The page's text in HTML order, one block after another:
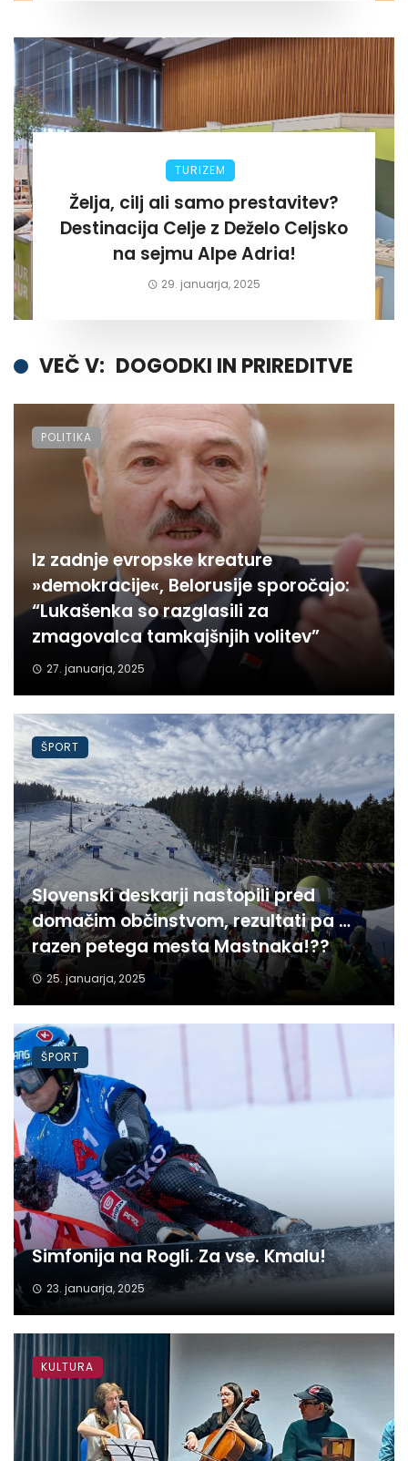
TURIZEM
Želja, cilj ali samo prestavitev?
Destinacija Celje z Deželo Celjsko
na sejmu Alpe Adria!
29. januarja, 2025
VEČ V: DOGODKI IN PRIREDITVE
Iz zadnje evropske kreature
»demokracije«, Belorusije sporočajo:
“Lukašenka so razglasili za
zmagovalca tamkajšnjih volitev”
27. januarja, 2025
POLITIKA
Slovenski deskarji nastopili pred
domačim občinstvom, rezultati pa …
razen petega mesta Mastnaka!??
25. januarja, 2025
ŠPORT
Simfonija na Rogli. Za vse. Kmalu!
23. januarja, 2025
ŠPORT
KULTURA